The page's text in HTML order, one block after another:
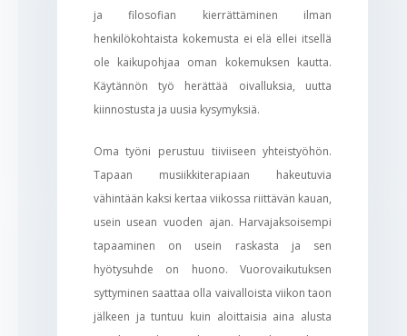
ja filosofian kierrättäminen ilman
henkilökohtaista kokemusta ei elä ellei itsellä
ole kaikupohjaa oman kokemuksen kautta.
Käytännön työ herättää oivalluksia, uutta
kiinnostusta ja uusia kysymyksiä.
Oma työni perustuu tiiviiseen yhteistyöhön.
Tapaan musiikkiterapiaan hakeutuvia
vähintään kaksi kertaa viikossa riittävän kauan,
usein usean vuoden ajan. Harvajaksoisempi
tapaaminen on usein raskasta ja sen
hyötysuhde on huono. Vuorovaikutuksen
syttyminen saattaa olla vaivalloista viikon taon
jälkeen ja tuntuu kuin aloittaisia aina alusta